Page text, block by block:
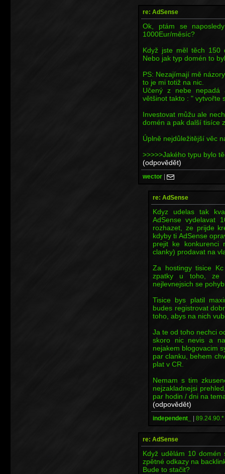
re: AdSense
Ok, ptám se
1000Eur/měsíc?
Když jste měl těch 150
Nebo jak typ domén to
PS: Nezajímají mě
to je mi totiž na nic.
Učený z nebe
většinot takto : " vytvořte
Investovat můžu ale
domén a pak další tisíce
Úplně nejdůležitější věc
>>>>>Jakého typu bylo
(odpovědět)
wector |
re: AdSense
Kdyz udelas tak
AdSense vydelavat
rozhazet, ze prijde
kdyby ti AdSense
prejit ke konkurenci
clanky) prodavat na
Za hostingy tisice
zpatky u toho, ze
nejlevnejsich se
Tisice bys platil
budes registrovat
toho, abys na nich
Ja te od toho nechci
skoro nic nevis a
nejakem blogovacim
par clanku, behem
plat v CR.
Nemam s tim
nejzakladnejsi
par hodin / dni na
(odpovědět)
independent_ | 89.24.90.*
re: AdSense
Když udělám 10 domén
zpětné odkazy na
Bude to stačit?